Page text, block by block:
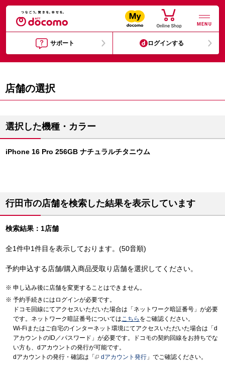
MENU
サポート ログインする
店舗の選択
選択した機種・カラー
iPhone 16 Pro 256GB ナチュラルチタニウム
行田市の店舗を検索した結果を表示しています
検索結果：1店舗
全1件中1件目を表示しております。(50音順)
予約申込する店舗/購入商品受取り店舗を選択してください。
申し込み後に店舗を変更することはできません。
予約手続きにはログインが必要です。
ドコモ回線にてアクセスいただいた場合は「ネットワーク暗証番号」が必要
です。ネットワーク暗証番号についてはこちら をご確認ください。
Wi-Fiまたはご自宅のインターネット環境にてアクセスいただいた場合は「d
アカウントのID／パスワード」が必要です。ドコモの契約回線をお持ちでな
い方も、dアカウントの発行が可能です。
dアカウントの発行・確認は「
dアカウント発行 」でご確認ください。